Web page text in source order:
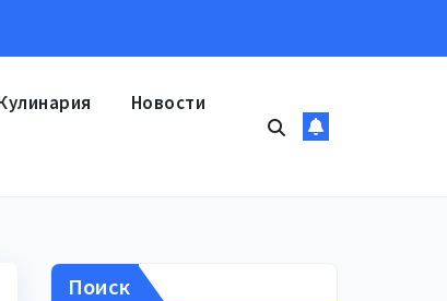
Новости
Поиск